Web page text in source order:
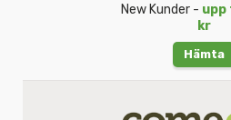
New Kunder - upp
kr
Hämta